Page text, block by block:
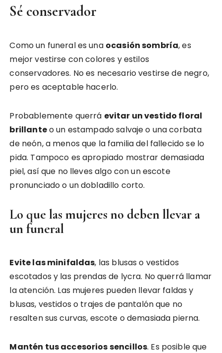
Sé conservador
Como un funeral es una ocasión sombría, es
mejor vestirse con colores y estilos
conservadores. No es necesario vestirse de negro,
pero es aceptable hacerlo.
Probablemente querrá evitar un vestido floral
brillanteo un estampado salvaje o una corbata
de neón, a menos que la familia del fallecido se lo
pida. Tampoco es apropiado mostrar demasiada
piel, así que no lleves algo con un escote
pronunciado o un dobladillo corto.
Lo que las mujeres no deben llevar a
un funeral
Evite las minifaldas, las blusas o vestidos
escotados y las prendas de lycra. No querrá llamar
la atención. Las mujeres pueden llevar faldas y
blusas, vestidos o trajes de pantalón que no
resalten sus curvas, escote o demasiada pierna.
Mantén tus accesorios sencillos. Es posible que